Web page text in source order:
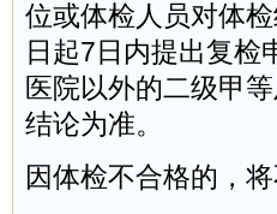
位或体检人员对体
日起7日内提出复检
医院以外的二级甲
结论为准。
因体检不合格的，